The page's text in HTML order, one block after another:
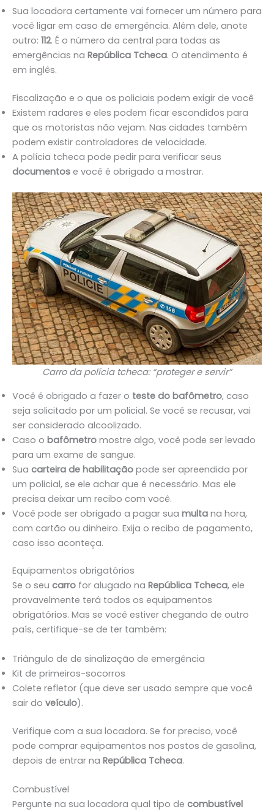
Sua locadora certamente vai fornecer um número para
você ligar em caso de emergência. Além dele, anote
outro: 112. É o número da central para todas as
emergências na República Tcheca. O atendimento é
em inglês.
Fiscalização e o que os policiais podem exigir de você
Existem radares e eles podem ficar escondidos para
que os motoristas não vejam. Nas cidades também
podem existir controladores de velocidade.
A polícia tcheca pode pedir para verificar seus
documentos e você é obrigado a mostrar.
Carro da polícia tcheca: “proteger e servir”
Você é obrigado a fazer o teste do bafômetro, caso
seja solicitado por um policial. Se você se recusar, vai
ser considerado alcoolizado.
Caso o bafômetro mostre algo, você pode ser levado
para um exame de sangue.
Sua carteira de habilitação pode ser apreendida por
um policial, se ele achar que é necessário. Mas ele
precisa deixar um recibo com você.
Você pode ser obrigado a pagar sua multa na hora,
com cartão ou dinheiro. Exija o recibo de pagamento,
caso isso aconteça.
Equipamentos obrigatórios
Se o seu carro for alugado na República Tcheca, ele
provavelmente terá todos os equipamentos
obrigatórios. Mas se você estiver chegando de outro
país, certifique-se de ter também:
Triângulo de de sinalização de emergência
Kit de primeiros-socorros
Colete refletor (que deve ser usado sempre que você
sair do veículo).
Verifique com a sua locadora. Se for preciso, você
pode comprar equipamentos nos postos de gasolina,
depois de entrar na República Tcheca.
Combustível
Pergunte na sua locadora qual tipo de combustível